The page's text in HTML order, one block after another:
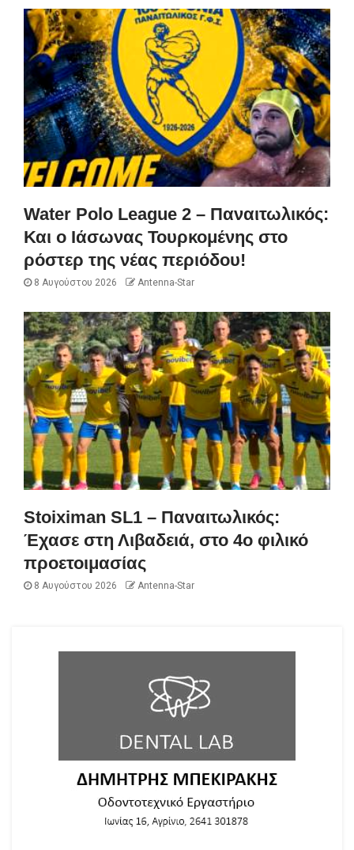
Water Polo League 2 – Παναιτωλικός:
Και ο Ιάσωνας Τουρκομένης στο
ρόστερ της νέας περιόδου!
8 Αυγούστου 2026 Antenna-Star
Stoiximan SL1 – Παναιτωλικός:
Έχασε στη Λιβαδειά, στο 4ο φιλικό
προετοιμασίας
8 Αυγούστου 2026 Antenna-Star